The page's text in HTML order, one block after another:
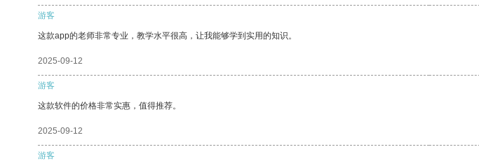
游客
这款app的老师非常专业，教学水平很高，让我能够学到实用的知识。
2025-09-12
游客
这款软件的价格非常实惠，值得推荐。
2025-09-12
游客